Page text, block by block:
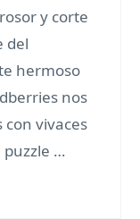
y corte
del
hermoso
nos
vivaces
puzzle …